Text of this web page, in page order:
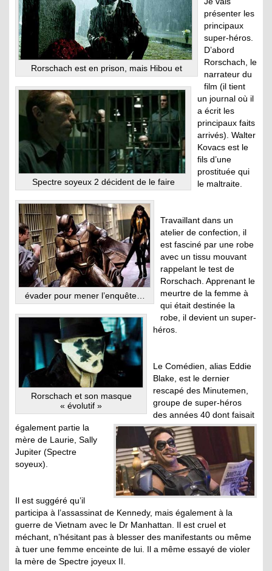
Rorschach est en prison, mais Hibou et
Spectre soyeux 2 décident de le faire
évader pour mener l’enquête…
Rorschach et son masque
« évolutif »
présenter les
principaux
super-héros.
D’abord
Rorschach, le
narrateur du
film (il tient
un journal où il
a écrit les
principaux faits
arrivés). Walter
Kovacs est le
fils d’une
prostituée qui
le maltraite.
Travaillant dans un
atelier de confection, il
est fasciné par une robe
avec un tissu mouvant
rappelant le test de
Rorschach. Apprenant le
meurtre de la femme à
qui était destinée la
robe, il devient un super-
héros.
Le Comédien, alias Eddie
Blake, est le dernier
rescapé des Minutemen,
groupe de super-héros
des années 40 dont faisait
également partie la
mère de Laurie, Sally
Jupiter (Spectre
soyeux).
Il est suggéré qu’il
participa à l’assassinat de Kennedy, mais également à la
guerre de Vietnam avec le Dr Manhattan. Il est cruel et
méchant, n’hésitant pas à blesser des manifestants ou même
à tuer une femme enceinte de lui. Il a même essayé de violer
la mère de Spectre joyeux II.